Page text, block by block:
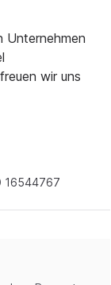
Unternehmen
wir uns
16544767